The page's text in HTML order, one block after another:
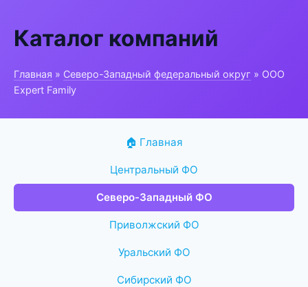
Каталог компаний
Главная » Северо-Западный федеральный округ » ООО
Expert Family
🏠 Главная
Центральный ФО
Северо-Западный ФО
Приволжский ФО
Уральский ФО
Сибирский ФО